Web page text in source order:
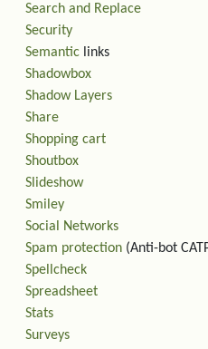
Search and Replace
Security
Semantic links
Shadowbox
Shadow Layers
Share
Shopping cart
Shoutbox
Slideshow
Smiley
Social Networks
Spam protection (Anti-bot
Spellcheck
Spreadsheet
Stats
Surveys